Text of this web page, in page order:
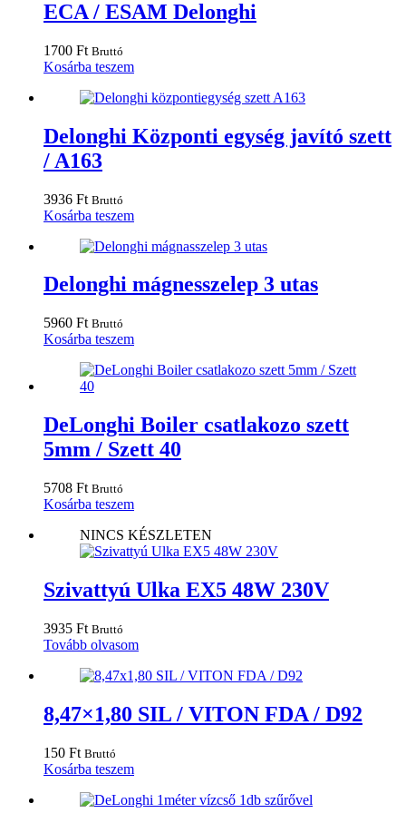
ECA / ESAM Delonghi
1700 Ft Bruttó
Kosárba teszem
Delonghi Központi egység javító szett
/ A163
3936 Ft Bruttó
Kosárba teszem
Delonghi mágnesszelep 3 utas
5960 Ft Bruttó
Kosárba teszem
DeLonghi Boiler csatlakozo szett
5mm / Szett 40
5708 Ft Bruttó
Kosárba teszem
NINCS KÉSZLETEN
Szivattyú Ulka EX5 48W 230V
3935 Ft Bruttó
Tovább olvasom
8,47×1,80 SIL / VITON FDA / D92
150 Ft Bruttó
Kosárba teszem